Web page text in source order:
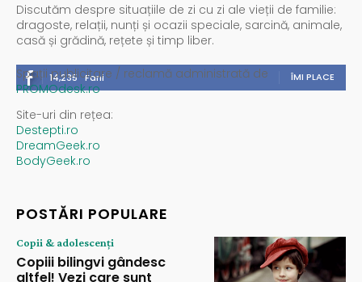
Discutăm despre situațiile de zi cu zi ale vieții de familie:
dragoste, relații, nunți și ocazii speciale, sarcină, animale,
casă și grădină, rețete și timp liber.
14,235 Fani ÎMI PLACE
Spații publicitare / reclamă administrată de
PROMOdesk.ro
Site-uri din rețea:
Destepti.ro
DreamGeek.ro
BodyGeek.ro
POSTĂRI POPULARE
Copii & adolescenți
Copiii bilingvi gândesc
altfel! Vezi care sunt